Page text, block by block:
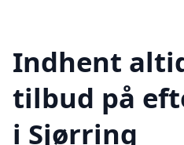
Indhent
tilbud på
i Sjørring